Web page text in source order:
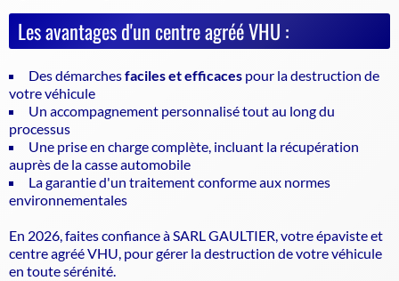
Les avantages d'un centre agréé VHU :
Des démarchesfaciles et efficaces pour la destruction de
votre véhicule
Un accompagnement personnalisé tout au long du
processus
Une prise en charge complète, incluant la récupération
auprès de la casse automobile
La garantie d'un traitement conforme aux normes
environnementales
En 2026, faites confiance à SARL GAULTIER, votreépavisteet
centre agréé VHU, pour gérer la destruction de votre véhicule
en toute sérénité.